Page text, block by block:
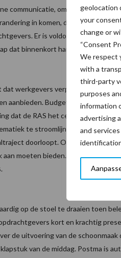
geolocation
your
change or
“Consent
We respect
with a
third-party
purposes
information
advertising
and
communicatie, om het zacht uit
in komen, de
Er is voldoende munitie:
dat binnenkort handen en voeten
werkgevers verplicht zijn
aanbieden. Budgetten hiervoor zijn
dat de RAS het centrale loket
te stroomlijnen. In ieder geval
doorloopt. Ook blijft de
aan moeten bieden. De vergoeding
op de stoel te draaien toen
kort en krachtig
de uitvoering van de schoonmaak
van de middag. Postma is